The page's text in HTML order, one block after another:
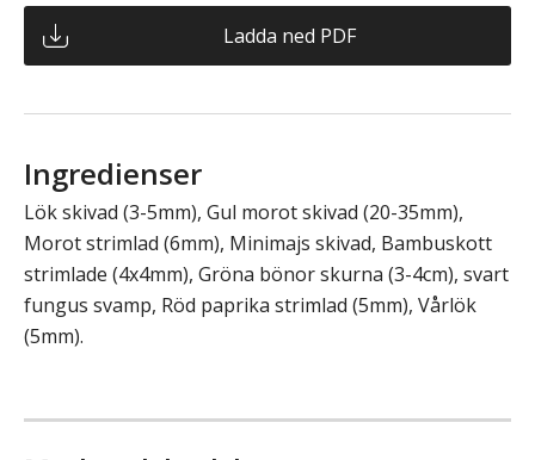
Ladda ned PDF
Ingredienser
Lök skivad (3-5mm), Gul morot skivad (20-35mm),
Morot strimlad (6mm), Minimajs skivad, Bambuskott
strimlade (4x4mm), Gröna bönor skurna (3-4cm), svart
fungus svamp, Röd paprika strimlad (5mm), Vårlök
(5mm).